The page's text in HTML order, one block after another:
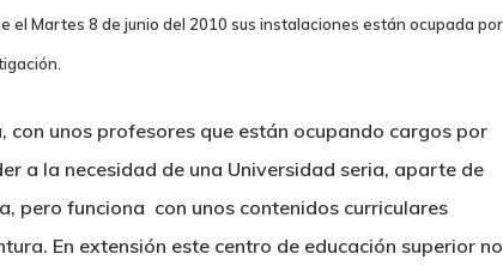
el Martes 8 de junio del 2010 sus instalaciones están ocupada por
unos profesores que están ocupando cargos por
a la necesidad de una Universidad seria, aparte de
pero funciona con unos contenidos curriculares
En extensión este centro de educación superior no